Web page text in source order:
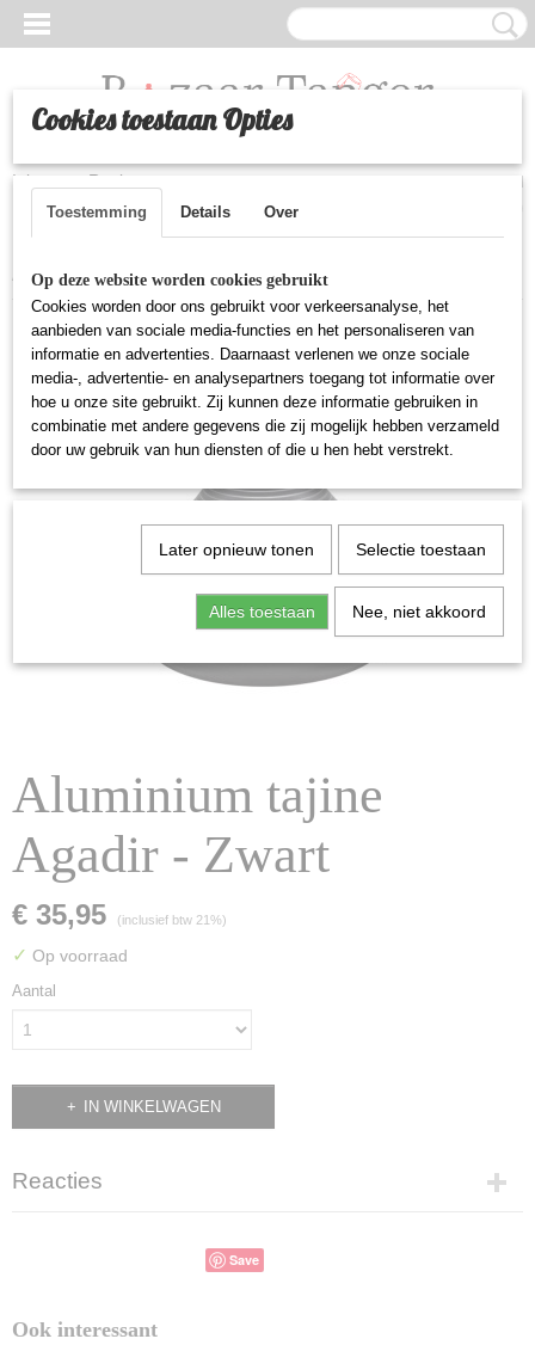
Inloggen Registreren
Home >Huishoudelijke artikelen>Aluminium tajine Agadir - Zwart
Aluminium tajine
Agadir - Zwart
€ 35,95 (inclusief btw 21%)
✓ Op voorraad
Aantal
IN WINKELWAGEN
Reacties
Save
Ook interessant
Cookies toestaan Opties
Toestemming Details Over
Op deze website worden cookies gebruikt
Cookies worden door ons gebruikt voor verkeersanalyse, het
aanbieden van sociale media-functies en het personaliseren van
informatie en advertenties. Daarnaast verlenen we onze sociale
media-, advertentie- en analysepartners toegang tot informatie over
hoe u onze site gebruikt. Zij kunnen deze informatie gebruiken in
combinatie met andere gegevens die zij mogelijk hebben verzameld
door uw gebruik van hun diensten of die u hen hebt verstrekt.
Later opnieuw tonen Selectie toestaan
Alles toestaan Nee, niet akkoord